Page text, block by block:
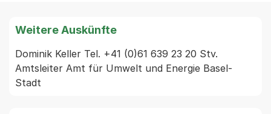
Weitere Auskünfte
Dominik Keller Tel. +41 (0)61 639 23 20 Stv.
Amtsleiter Amt für Umwelt und Energie Basel-
Stadt